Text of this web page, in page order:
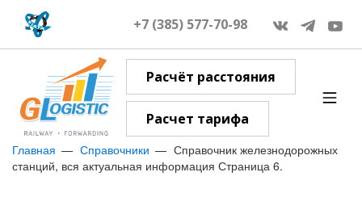
+7 (385) 577-70-98
Расчёт расстояния
Расчет тарифа
Главная Справочники
Справочник железнодорожных
станций, вся актуальная информация Страница 6.